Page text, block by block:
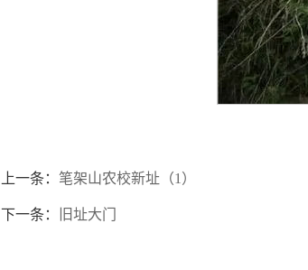
上一条： 笔架山农校新址（1）
下一条： 旧址大门